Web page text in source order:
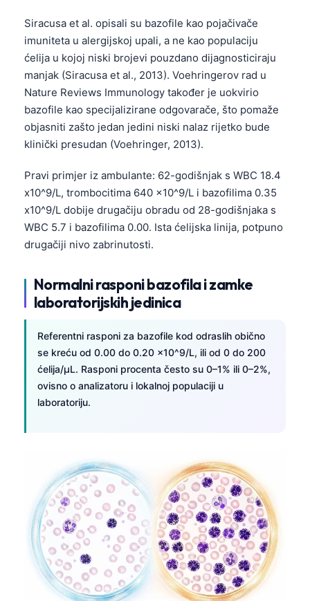
Siracusa et al. opisali su bazofile kao pojačivače
imuniteta u alergijskoj upali, a ne kao populaciju
ćelija u kojoj niski brojevi pouzdano dijagnosticiraju
manjak (Siracusa et al., 2013). Voehringerov rad u
Nature Reviews Immunology također je uokvirio
bazofile kao specijalizirane odgovarače, što pomaže
objasniti zašto jedan jedini niski nalaz rijetko bude
klinički presudan (Voehringer, 2013).
Pravi primjer iz ambulante: 62-godišnjak s WBC 18.4
x10^9/L, trombocitima 640 x10^9/L i bazofilima 0.35
x10^9/L dobije drugačiju obradu od 28-godišnjaka s
WBC 5.7 i bazofilima 0.00. Ista ćelijska linija, potpuno
drugačiji nivo zabrinutosti.
Normalni rasponi bazofila i zamke
laboratorijskih jedinica
Referentni rasponi za bazofile kod odraslih obično
se kreću od 0.00 do 0.20 x10^9/L, ili od 0 do 200
ćelija/µL. Rasponi procenta često su 0–1% ili 0–2%,
ovisno o analizatoru i lokalnoj populaciji u
laboratoriju.